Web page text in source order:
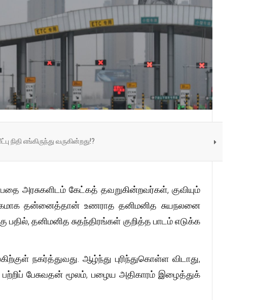
எங்கிருந்து வருகின்றது!?
அரசுகளிடம் கேட்கத் தவறுகின்றவர்கள், குவியும்
தன்னைத்தான் உணராத தனிமனித சுயநலனை
தனிமனித சுதந்திரங்கள் குறித்த பாடம் எடுக்க
நகர்த்துவது. ஆழ்ந்து புரிந்துகொள்ள விடாது,
பற்றிப் பேசுவதன் மூலம், பழைய அதிகாரம் இழைத்துக்